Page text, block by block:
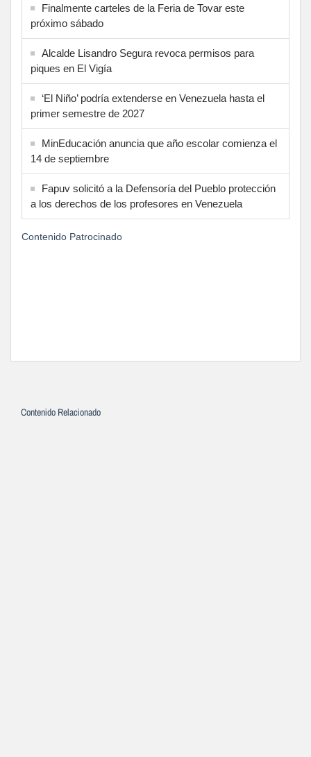
Finalmente carteles de la Feria de Tovar este
próximo sábado
Alcalde Lisandro Segura revoca permisos para
piques en El Vigía
‘El Niño’ podría extenderse en Venezuela hasta el
primer semestre de 2027
MinEducación anuncia que año escolar comienza el
14 de septiembre
Fapuv solicitó a la Defensoría del Pueblo protección
a los derechos de los profesores en Venezuela
Contenido Patrocinado
Contenido Relacionado